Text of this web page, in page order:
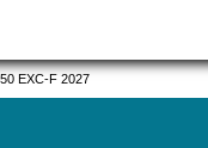
EXC-F 2027